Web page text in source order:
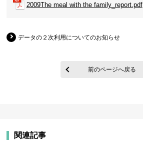
2009The meal with the family_report.pdf
データの２次利用についてのお知らせ
前のページへ戻る
関連記事